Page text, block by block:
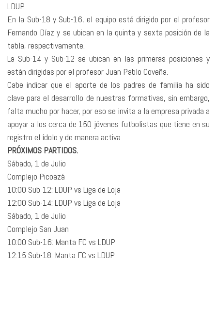
LDUP.
En la Sub-18 y Sub-16, el equipo está dirigido por el profesor
Fernando Díaz y se ubican en la quinta y sexta posición de la
tabla, respectivamente.
La Sub-14 y Sub-12 se ubican en las primeras posiciones y
están dirigidas por el profesor Juan Pablo Coveña.
Cabe indicar que el aporte de los padres de familia ha sido
clave para el desarrollo de nuestras formativas, sin embargo,
falta mucho por hacer, por eso se invita a la empresa privada a
apoyar a los cerca de 150 jóvenes futbolistas que tiene en su
registro el ídolo y de manera activa.
PRÓXIMOS PARTIDOS.
Sábado, 1 de Julio
Complejo Picoazá
10:00 Sub-12: LDUP vs Liga de Loja
12:00 Sub-14: LDUP vs Liga de Loja
Sábado, 1 de Julio
Complejo San Juan
10:00 Sub-16: Manta FC vs LDUP
12:15 Sub-18: Manta FC vs LDUP